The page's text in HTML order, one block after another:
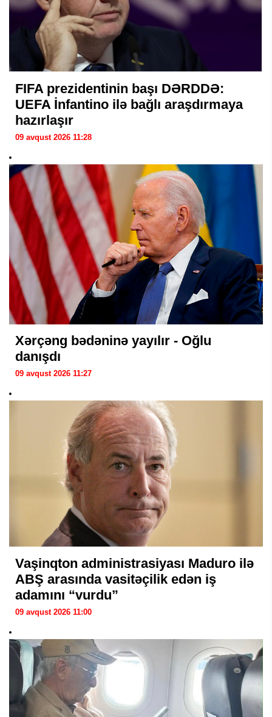
FIFA prezidentinin başı DƏRDDƏ:
UEFA İnfantino ilə bağlı araşdırmaya
hazırlaşır
09 avqust 2026 11:28
Xərçəng bədəninə yayılır - Oğlu
danışdı
09 avqust 2026 11:27
Vaşinqton administrasiyası Maduro ilə
ABŞ arasında vasitəçilik edən iş
adamını “vurdu”
09 avqust 2026 11:00